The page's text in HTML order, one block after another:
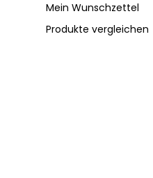
Mein Wunschzettel
Produkte vergleichen